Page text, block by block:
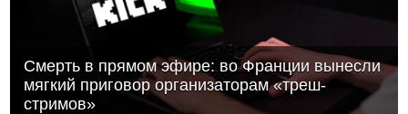
Смерть в прямом эфире: во Франции вынесли
мягкий приговор организаторам «треш-
стримов»